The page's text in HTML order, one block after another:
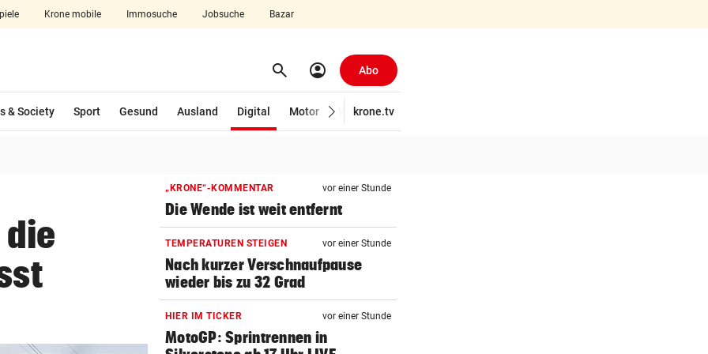
Krone mobile Immosuche Jobsuche Bazar
aufklappen search Suchen
account_circle Abo
& Society Sport Gesund Ausland Digital
Motor
Wirtschaft
krone.tv
die
„KRONE“-KOMMENTAR vor einer Stunde
Die Wende ist weit entfernt
TEMPERATUREN STEIGEN vor einer Stunde
Nach kurzer Verschnaufpause
wieder bis zu 32 Grad
HIER IM TICKER vor einer Stunde
MotoGP: Sprintrennen in